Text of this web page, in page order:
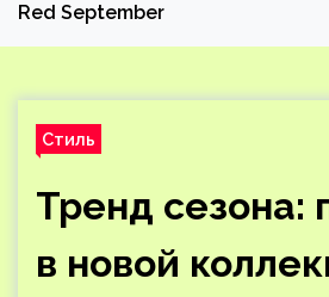
Red September
Стиль
Тренд сезона:
в новой